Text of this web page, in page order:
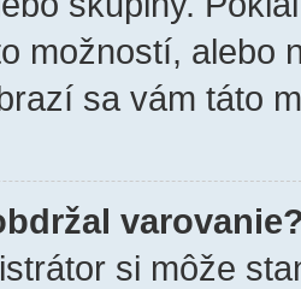
možností, alebo
sa vám táto
si môže